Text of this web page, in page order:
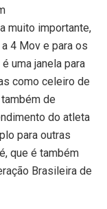
muito importante,
4 Mov e para os
uma janela para
como celeiro de
de
do atleta
para outras
que é também
Brasileira de